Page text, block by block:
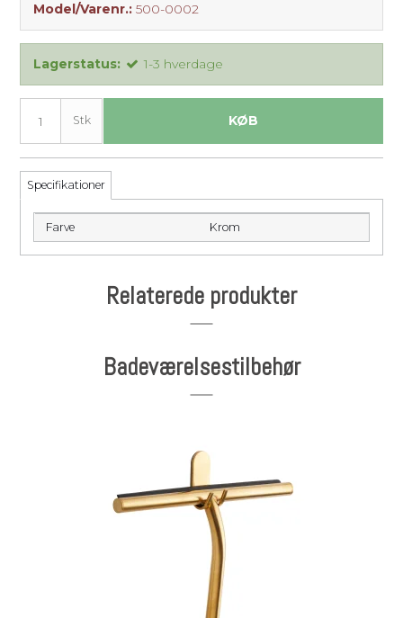
Model/Varenr.: 500-0002
Lagerstatus: 1-3 hverdage
Stk KØB
Specifikationer
Farve Krom
Relaterede produkter
Badeværelsestilbehør